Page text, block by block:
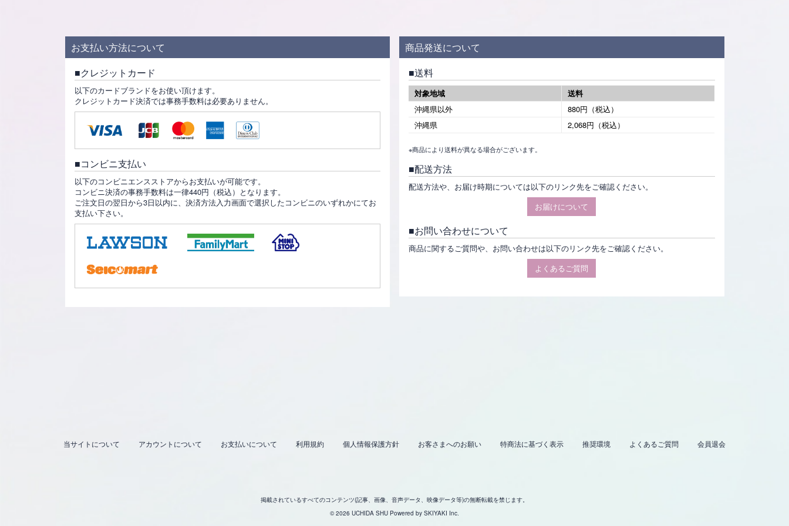
お支払い方法について
クレジットカード
以下のカードブランドをお使い頂けます。
クレジットカード決済では事務手数料は必要ありません。
コンビニ支払い
以下のコンビニエンスストアからお支払いが可能です。
コンビニ決済の事務手数料は一律440円（税込）となります。
ご注文日の翌日から3日以内に、決済方法入力画面で選択したコンビニのいずれかにてお
支払い下さい。
商品発送について
送料
対象地域
送料
沖縄県以外
880円（税込）
沖縄県
2,068円（税込）
※商品により送料が異なる場合がございます。
配送方法
配送方法や、お届け時期については以下のリンク先をご確認ください。
お届けについて
お問い合わせについて
商品に関するご質問や、お問い合わせは以下のリンク先をご確認ください。
よくあるご質問
当サイトについて アカウントについて お支払いについて 利用規約 個人情報保護方針 お客さまへのお願い 特商法に基づく表示 推奨環境 よくあるご質問 会員退会
掲載されているすべてのコンテンツ(記事、画像、音声データ、映像データ等)の無断転載を禁じます。
© 2026 UCHIDA SHU Powered by SKIYAKI Inc.